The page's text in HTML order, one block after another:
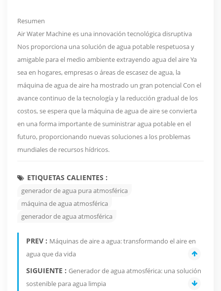
Resumen
Air Water Machine es una innovación tecnológica disruptiva
Nos proporciona una solución de agua potable respetuosa y
amigable para el medio ambiente extrayendo agua del aire Ya
sea en hogares, empresas o áreas de escasez de agua, la
máquina de agua de aire ha mostrado un gran potencial Con el
avance continuo de la tecnología y la reducción gradual de los
costos, se espera que la máquina de agua de aire se convierta
en una forma importante de suministrar agua potable en el
futuro, proporcionando nuevas soluciones a los problemas
mundiales de recursos hídricos.
ETIQUETAS CALIENTES :
generador de agua pura atmosférica
máquina de agua atmosférica
generador de agua atmosférica
PREV : Máquinas de aire a agua: transformando el aire en
agua que da vida
SIGUIENTE : Generador de agua atmosférica: una solución
sostenible para agua limpia